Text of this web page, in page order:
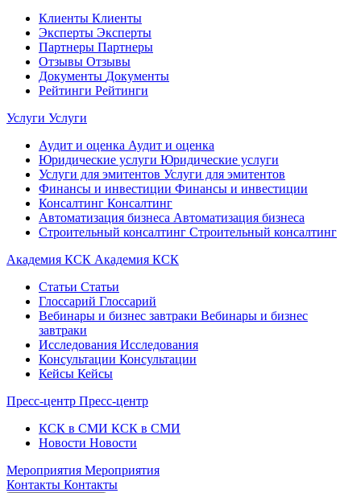
Клиенты Клиенты
Эксперты Эксперты
Партнеры Партнеры
Отзывы Отзывы
Документы Документы
Рейтинги Рейтинги
Услуги Услуги
Аудит и оценка Аудит и оценка
Юридические услуги Юридические услуги
Услуги для эмитентов Услуги для эмитентов
Финансы и инвестиции Финансы и инвестиции
Консалтинг Консалтинг
Автоматизация бизнеса Автоматизация бизнеса
Строительный консалтинг Строительный консалтинг
Академия КСК Академия КСК
Статьи Статьи
Глоссарий Глоссарий
Вебинары и бизнес завтраки Вебинары и бизнес
завтраки
Исследования Исследования
Консультации Консультации
Кейсы Кейсы
Пресс-центр Пресс-центр
КСК в СМИ КСК в СМИ
Новости Новости
Мероприятия Мероприятия
Контакты Контакты